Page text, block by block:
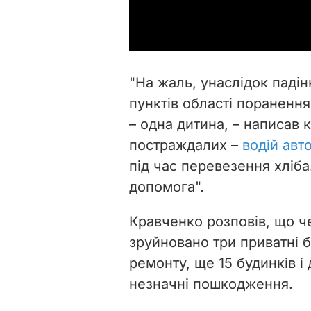
"На жаль, унаслідок
пунктів області
– одна дитина, – написав
постраждалих – водій
під час перевезення
допомога".
Кравченко розповів, що
зруйновано три приватні
ремонту, ще 15 будинків і
незначні пошкодження.